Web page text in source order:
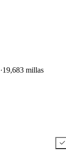
19,683 millas